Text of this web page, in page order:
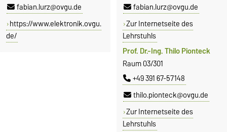
fabian.lurz@ovgu.de
https://www.elektronik.ovgu.
de/
fabian.lurz@ovgu.de
Zur Internetseite des
Lehrstuhls
Prof. Dr.-Ing. Thilo Pionteck
Raum 03/301
+49 391 67-57148
thilo.pionteck@ovgu.de
Zur Internetseite des
Lehrstuhls